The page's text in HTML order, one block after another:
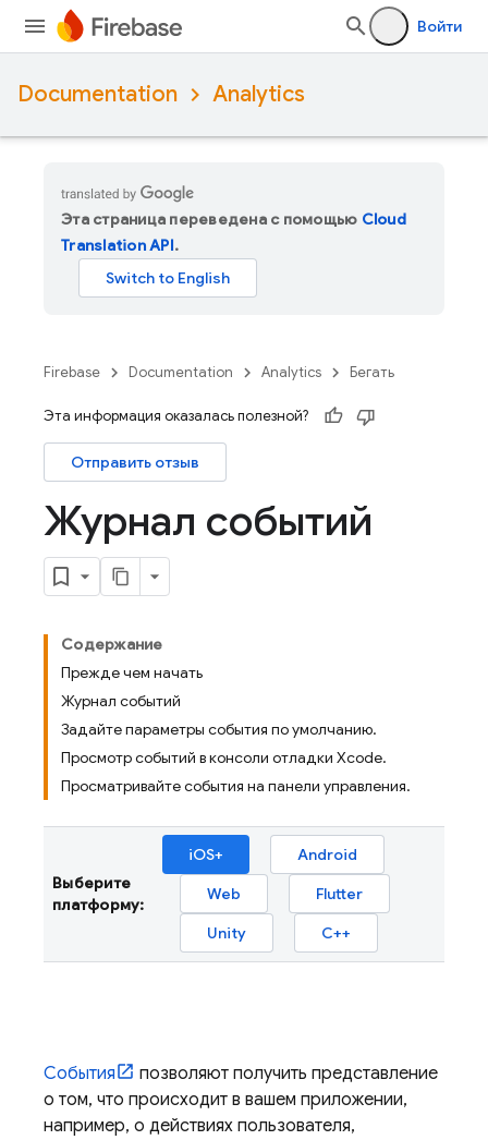
Войти
Documentation Analytics
Эта страница переведена с помощью Cloud
Translation API.
Firebase Documentation Analytics Бегать
Эта информация оказалась полезной?
Отправить отзыв
Журнал событий
Содержание
Прежде чем начать
Журнал событий
Задайте параметры события по умолчанию.
Просмотр событий в консоли отладки Xcode.
Просматривайте события на панели управления.
Выберите
платформу:
iOS+
Android
Web
Flutter
Unity
C++
События
позволяют получить представление
о том, что происходит в вашем приложении,
например, о действиях пользователя,